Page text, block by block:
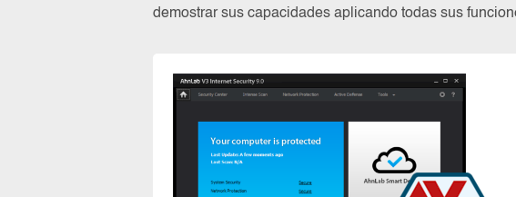
demostrar sus capacidades aplicando todas sus